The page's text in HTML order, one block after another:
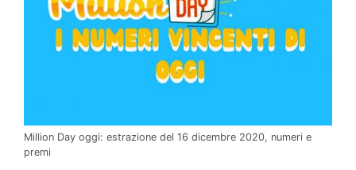
Million Day oggi: estrazione del 16 dicembre 2020, numeri e
premi